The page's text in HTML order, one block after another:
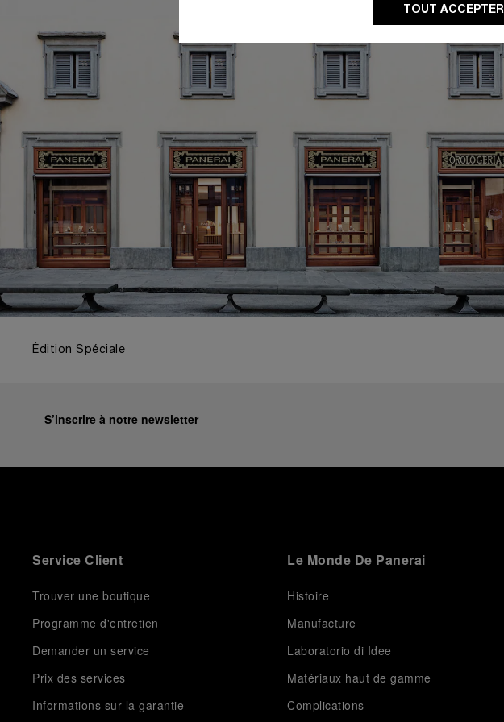
Édition Spéciale
S’inscrire à notre newsletter
Service Client
Trouver une boutique
Programme d'entretien
Demander un service
Prix des services
Informations sur la garantie
Le Monde De Panerai
Histoire
Manufacture
Laboratorio di Idee
Matériaux haut de gamme
Complications
TOUT ACCEPTER